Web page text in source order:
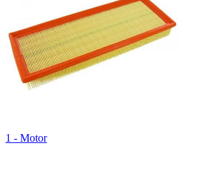
1 - Motor